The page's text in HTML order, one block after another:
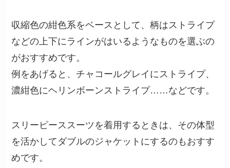
収縮色の紺色系をベースとして、柄はストライプ
などの上下にラインがはいるようなものを選ぶの
がおすすめです。
例をあげると、チャコールグレイにストライプ、
濃紺色にヘリンボーンストライプ……などです。
スリーピーススーツを着用するときは、その体型
を活かしてダブルのジャケットにするのもおすす
めです。